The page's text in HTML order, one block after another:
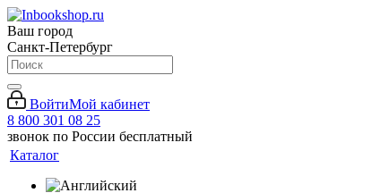
Ваш город
Санкт-Петербург
ВойтиМой кабинет
8 800 301 08 25
звонок по России бесплатный
Каталог